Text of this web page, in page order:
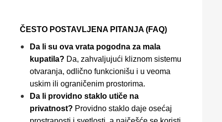
ČESTO POSTAVLJENA PITANJA (FAQ)
Da li su ova vrata pogodna za mala
kupatila? Da, zahvaljujući kliznom sistemu
otvaranja, odlično funkcionišu i u veoma
uskim ili ograničenim prostorima.
Da li providno staklo utiče na
privatnost? Providno staklo daje osećaj